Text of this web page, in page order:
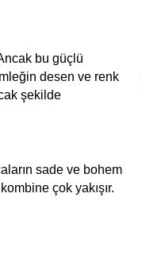
bu güçlü
desen ve renk
şekilde
sade ve bohem
çok yakışır.